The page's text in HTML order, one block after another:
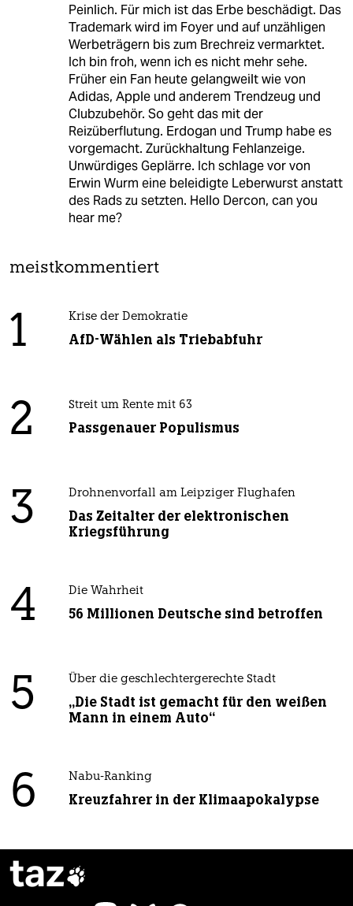
Peinlich. Für mich ist das Erbe beschädigt. Das
Trademark wird im Foyer und auf unzähligen
Werbeträgern bis zum Brechreiz vermarktet.
Ich bin froh, wenn ich es nicht mehr sehe.
Früher ein Fan heute gelangweilt wie von
Adidas, Apple und anderem Trendzeug und
Clubzubehör. So geht das mit der
Reizüberflutung. Erdogan und Trump habe es
vorgemacht. Zurückhaltung Fehlanzeige.
Unwürdiges Geplärre. Ich schlage vor von
Erwin Wurm eine beleidigte Leberwurst anstatt
des Rads zu setzten. Hello Dercon, can you
hear me?
meistkommentiert
1 Krise der Demokratie
AfD-Wählen als Triebabfuhr
2 Streit um Rente mit 63
Passgenauer Populismus
3 Drohnenvorfall am Leipziger Flughafen
Das Zeitalter der elektronischen
Kriegsführung
4 Die Wahrheit
56 Millionen Deutsche sind betroffen
5 Über die geschlechtergerechte Stadt
„Die Stadt ist gemacht für den weißen
Mann in einem Auto“
6 Nabu-Ranking
Kreuzfahrer in der Klimaapokalypse
taz